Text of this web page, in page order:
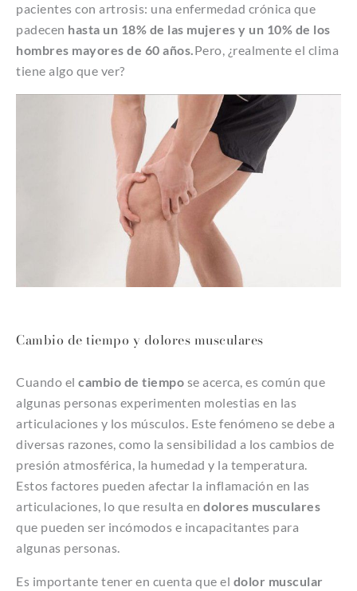
pacientes con artrosis: una enfermedad crónica que
padecen hasta un 18% de las mujeres y un 10% de los
hombres mayores de 60 años.Pero, ¿realmente el clima
tiene algo que ver?
Cambio de tiempo y dolores musculares
Cuando el cambio de tiempo se acerca, es común que
algunas personas experimenten molestias en las
articulaciones y los músculos. Este fenómeno se debe a
diversas razones, como la sensibilidad a los cambios de
presión atmosférica, la humedad y la temperatura.
Estos factores pueden afectar la inflamación en las
articulaciones, lo que resulta en dolores musculares
que pueden ser incómodos e incapacitantes para
algunas personas.
Es importante tener en cuenta que el dolor muscular